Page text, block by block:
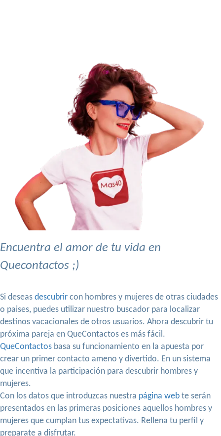
Encuentra el amor de tu vida en
Quecontactos ;)
Si deseas descubrir con hombres y mujeres de otras ciudades
o paises, puedes utilizar nuestro buscador para localizar
destinos vacacionales de otros usuarios. Ahora descubrir tu
próxima pareja en QueContactos es más fácil.
QueContactos basa su funcionamiento en la apuesta por
crear un primer contacto ameno y divertido. En un sistema
que incentiva la participación para descubrir hombres y
mujeres.
Con los datos que introduzcas nuestra página web te serán
presentados en las primeras posiciones aquellos hombres y
mujeres que cumplan tus expectativas. Rellena tu perfil y
preparate a disfrutar.